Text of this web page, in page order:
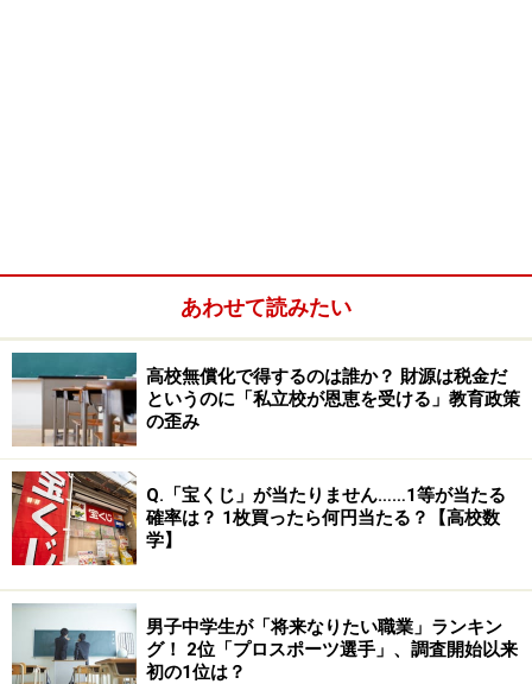
あわせて読みたい
高校無償化で得するのは誰か？ 財源は税金だ
というのに「私立校が恩恵を受ける」教育政策
の歪み
Q.「宝くじ」が当たりません……1等が当たる
確率は？ 1枚買ったら何円当たる？【高校数
学】
男子中学生が「将来なりたい職業」ランキン
グ！ 2位「プロスポーツ選手」、調査開始以来
初の1位は？